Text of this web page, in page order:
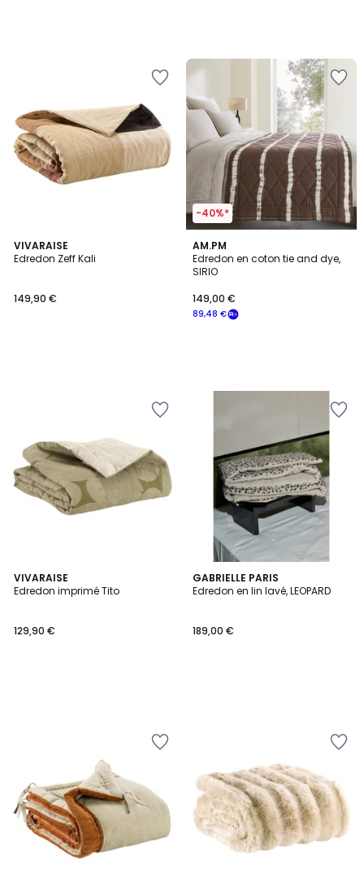
VIVARAISE
Edredon Zeff Kali
149,90 €
-40%*
AM.PM
Edredon en coton tie and dye,
SIRIO
89,48 €
149,00 €
VIVARAISE
Edredon imprimé Tito
129,90 €
GABRIELLE PARIS
Edredon en lin lavé, LEOPARD
189,00 €